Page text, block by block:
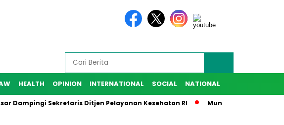
HEALTH OPINION INTERNATIONAL SOCIAL NATIONAL
Sekretaris Ditjen Pelayanan Kesehatan RI Munafri Harap IKA